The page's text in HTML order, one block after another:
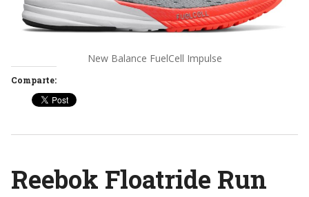
New Balance FuelCell Impulse
Comparte:
Reebok Floatride Run